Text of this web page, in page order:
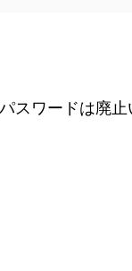
スワードは廃止